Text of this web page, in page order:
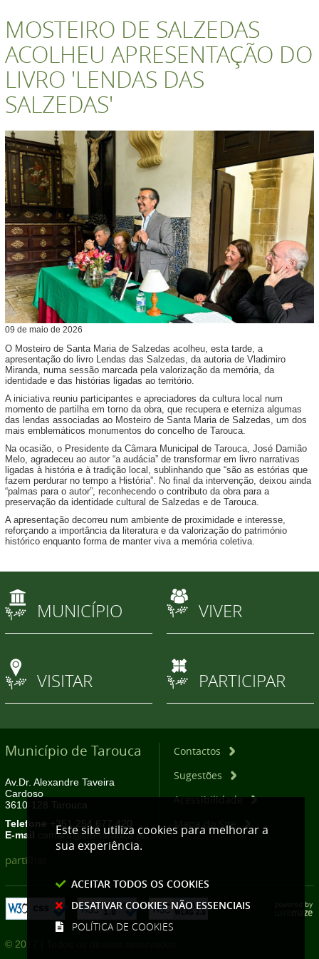
MOSTEIRO DE SALZEDAS
ACOLHEU APRESENTAÇÃO DO
LIVRO 'LENDAS DAS
SALZEDAS'
09 de maio de 2026
O Mosteiro de Santa Maria de Salzedas acolheu, esta tarde, a
apresentação do livro Lendas das Salzedas, da autoria de Vladimiro
Miranda, numa sessão marcada pela valorização da memória, da
identidade e das histórias ligadas ao território.
A iniciativa reuniu participantes e apreciadores da cultura local num
momento de partilha em torno da obra, que recupera e eterniza algumas
das lendas associadas ao Mosteiro de Santa Maria de Salzedas, um dos
mais emblemáticos monumentos do concelho de Tarouca.
Na ocasião, o Presidente da Câmara Municipal de Tarouca, José Damião
Melo, agradeceu ao autor “a audácia” de transformar em livro narrativas
ligadas à história e à tradição local, sublinhando que “são as estórias que
fazem perdurar no tempo a História”. No final da intervenção, deixou ainda
“palmas para o autor”, reconhecendo o contributo da obra para a
preservação da identidade cultural de Salzedas e de Tarouca.
A apresentação decorreu num ambiente de proximidade e interesse,
reforçando a importância da literatura e da valorização do património
histórico enquanto forma de manter viva a memória coletiva.
MUNICÍPIO VIVER
VISITAR PARTICIPAR
Município de Tarouca
Av.Dr. Alexandre Taveira
Cardoso
3610-128 Tarouca
Telefone +351 254 677 420
E-mail
camara@cm-tarouca.pt
Contactos
Sugestões
Acessibilidade
Mapa do Site
partilhar
© 2017 | Todos os direitos reservados
Este site utiliza cookies para melhorar a
sua experiência.
ACEITAR TODOS OS COOKIES
DESATIVAR COOKIES NÃO ESSENCIAIS
POLÍTICA DE COOKIES